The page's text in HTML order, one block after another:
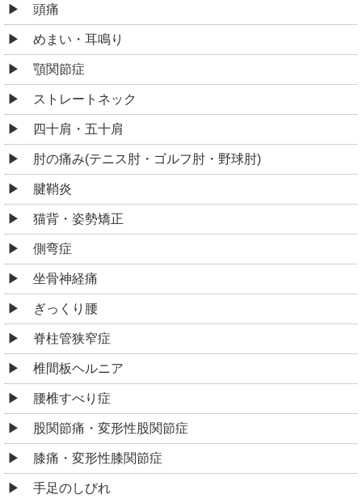
頭痛
めまい・耳鳴り
顎関節症
ストレートネック
四十肩・五十肩
肘の痛み(テニス肘・ゴルフ肘・野球肘)
腱鞘炎
猫背・姿勢矯正
側弯症
坐骨神経痛
ぎっくり腰
脊柱管狭窄症
椎間板ヘルニア
腰椎すべり症
股関節痛・変形性股関節症
膝痛・変形性膝関節症
手足のしびれ